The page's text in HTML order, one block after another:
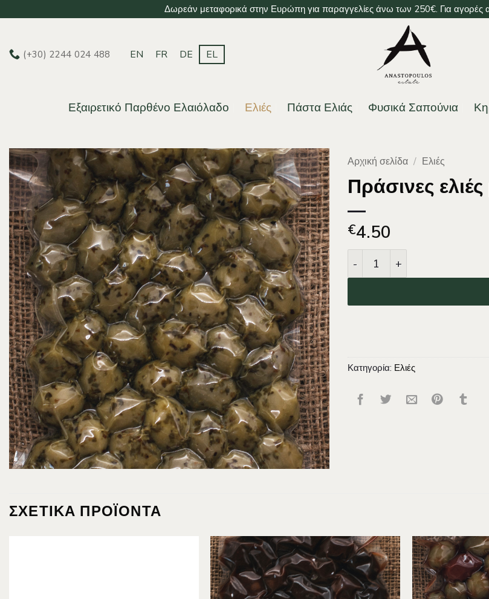
Δωρεάν μεταφορικά στην Ευρώπη για παραγγελίες άνω των 250€. Για αγορές
(+30) 2244 024 488 EN FR DE EL
Εξαιρετικό Παρθένο Ελαιόλαδο Ελιές Πάστα Ελιάς Φυσικά Σαπούνια
Αρχική σελίδα / Ελιές
Πράσινες
€4.50
Πράσινες ελιές με ρίγανη,
Κατηγορία: Ελιές
ΣΧΕΤΙΚΆ ΠΡΟΪΌΝΤΑ